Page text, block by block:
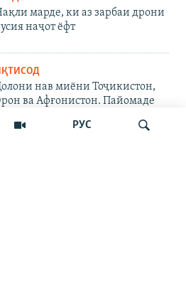
РУС
марде, ки аз зарбаи дрони
наҷот ёфт
нав миёни Тоҷикистон,
ва Афғонистон. Пайомаде